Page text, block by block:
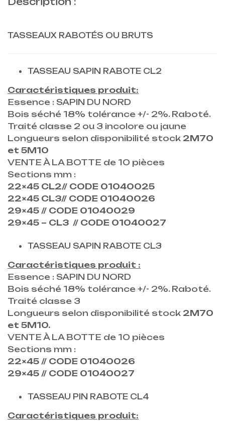
TASSEAUX RABOTÉS OU BRUTS
TASSEAU SAPIN RABOTE CL2
Caractéristiques produit:
Essence : SAPIN DU NORD
Bois séché 18% tolérance +/- 2%. Raboté.
Traité classe 2 ou 3 incolore ou jaune
Longueurs selon disponibilité stock 2M70
et 5M10
VENTE À LA BOTTE de 10 pièces
Sections mm :
22×45 CL2// CODE 01040025
22×45 CL3// CODE 01040026
29×45 // CODE 01040029
29×45 – CL3 // CODE 01040027
TASSEAU SAPIN RABOTE CL3
Caractéristiques produit :
Essence : SAPIN DU NORD
Bois séché 18% tolérance +/- 2%. Raboté.
Traité classe 3
Longueurs selon disponibilité stock 2M70
et 5M10.
VENTE À LA BOTTE de 10 pièces
Sections mm :
22×45 // CODE 01040026
29×45 // CODE 01040027
TASSEAU PIN RABOTE CL4
Caractéristiques produit: